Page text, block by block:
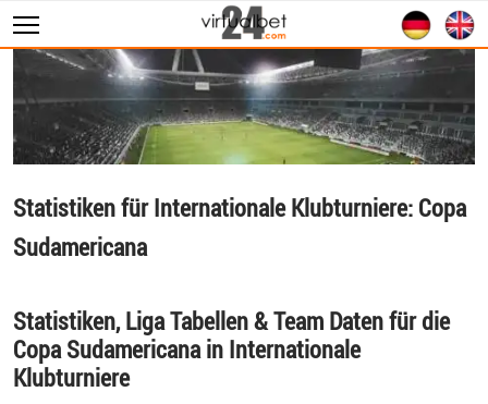
Sportwetten
WM 2026
Wett Tipps
Statistiken für Internationale Klubturniere: Copa
Sudamericana
Statistiken, Liga Tabellen & Team Daten für die
Copa Sudamericana in Internationale
Klubturniere